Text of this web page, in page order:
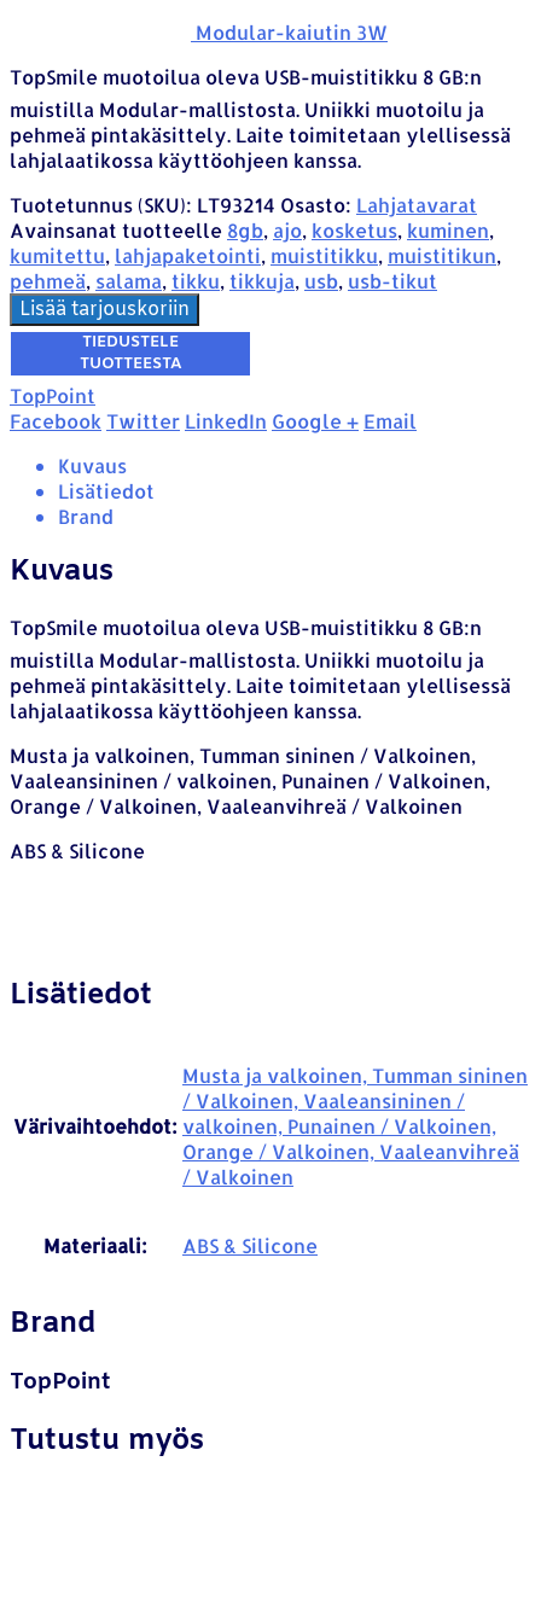
Modular-kaiutin 3W
TopSmile muotoilua oleva USB-muistitikku 8 GB:n
muistilla Modular-mallistosta. Uniikki muotoilu ja
pehmeä pintakäsittely. Laite toimitetaan ylellisessä
lahjalaatikossa käyttöohjeen kanssa.
Tuotetunnus (SKU): LT93214 Osasto: Lahjatavarat
Avainsanat tuotteelle 8gb, ajo, kosketus, kuminen,
kumitettu, lahjapaketointi, muistitikku, muistitikun,
pehmeä, salama,tikku,tikkuja, usb, usb-tikut
Lisää tarjouskoriin
TopPoint
Facebook Twitter LinkedIn Google + Email
Kuvaus
Lisätiedot
Brand
Kuvaus
TopSmile muotoilua oleva USB-muistitikku 8 GB:n
muistilla Modular-mallistosta. Uniikki muotoilu ja
pehmeä pintakäsittely. Laite toimitetaan ylellisessä
lahjalaatikossa käyttöohjeen kanssa.
Musta ja valkoinen, Tumman sininen / Valkoinen,
Vaaleansininen / valkoinen, Punainen / Valkoinen,
Orange / Valkoinen, Vaaleanvihreä / Valkoinen
ABS & Silicone
Lisätiedot
Värivaihtoehdot:
Musta ja valkoinen, Tumman sininen
/ Valkoinen, Vaaleansininen /
valkoinen, Punainen / Valkoinen,
Orange / Valkoinen, Vaaleanvihreä
/ Valkoinen
Materiaali: ABS & Silicone
Brand
TopPoint
Tutustu myös